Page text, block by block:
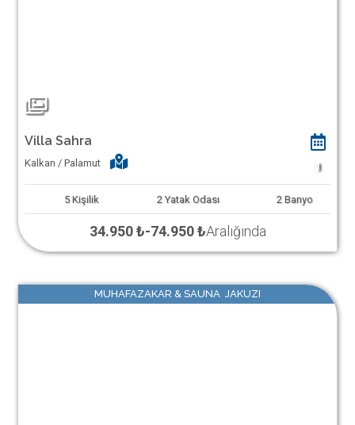
Villa Sahra
Kalkan / Palamut 1
5 Kişilik 2 Yatak Odası 2 Banyo
34.950 ₺-74.950 ₺Aralığında
MUHAFAZAKAR & SAUNA JAKUZI